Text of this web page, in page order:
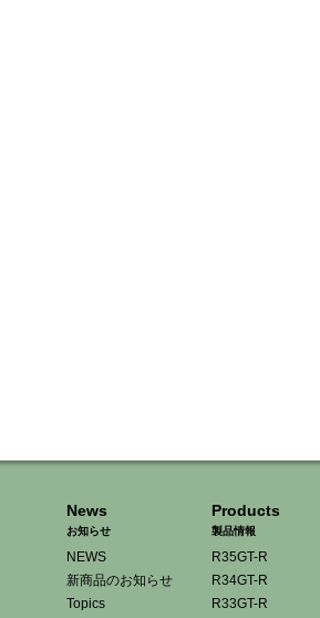
News
お知らせ
NEWS
新商品のお知らせ
Topics
Products
製品情報
R35GT-R
R34GT-R
R33GT-R